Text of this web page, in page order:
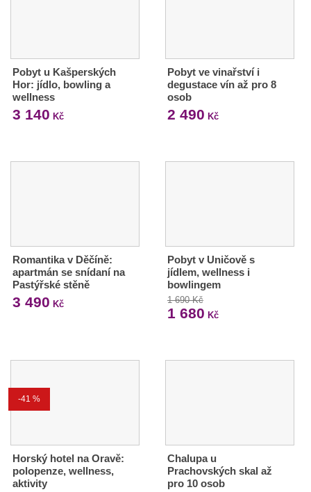
Pobyt u Kašperských
Hor: jídlo, bowling a
wellness
3 140 Kč
Pobyt ve vinařství i
degustace vín až pro 8
osob
2 490 Kč
Romantika v Děčíně:
apartmán se snídaní na
Pastýřské stěně
3 490 Kč
Pobyt v Uničově s
jídlem, wellness i
bowlingem
1 690 Kč
1 680 Kč
-41 %
Horský hotel na Oravě:
polopenze, wellness,
aktivity
Chalupa u
Prachovských skal až
pro 10 osob